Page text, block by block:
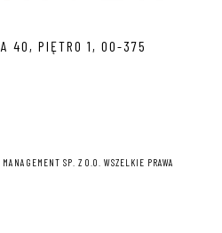
40, PIĘTRO 1, 00-375
SP. Z O.O. WSZELKIE PRAWA